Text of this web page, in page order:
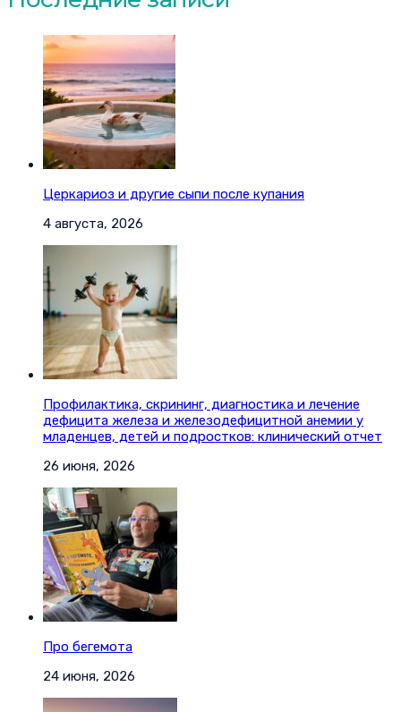
Церкариоз и другие сыпи после купания
4 августа, 2026
Профилактика, скрининг, диагностика и лечение
дефицита железа и железодефицитной анемии у
младенцев, детей и подростков: клинический отчет
26 июня, 2026
Про бегемота
24 июня, 2026